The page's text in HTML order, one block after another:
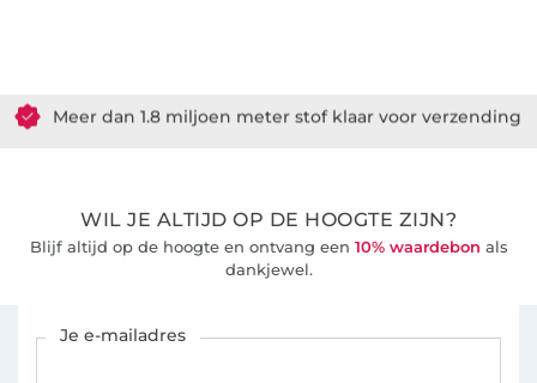
Meer dan 1.8 miljoen meter stof klaar voor verzending
WIL JE ALTIJD OP DE HOOGTE ZIJN?
Blijf altijd op de hoogte en ontvang een 10% waardebon als
dankjewel.
Je e-mailadres